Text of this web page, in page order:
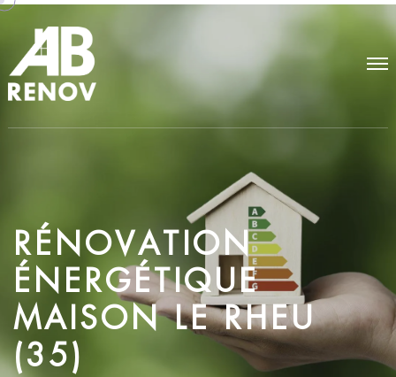
RÉNOVATION
ÉNERGÉTIQUE
MAISON LE RHEU
(35)